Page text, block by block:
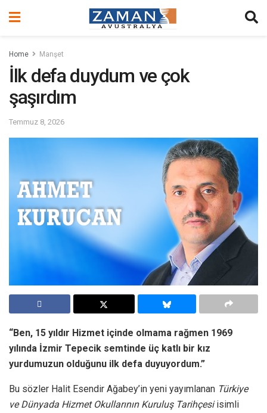
Home Manşet
İlk defa duydum ve çok
şaşırdım
Temmuz 8, 2026
“Ben, 15 yıldır Hizmet içinde olmama rağmen 1969
yılında İzmir Tepecik semtinde üç katlı bir kız
yurdumuzun olduğunu ilk defa duyuyordum.”
Bu sözler Halit Esendir Ağabey’in yeni yayımlanan Türkiye
ve Dünyada Hizmet Okullarının Kuruluş Tarihçesiisimli